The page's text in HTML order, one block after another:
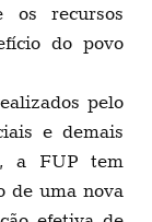
os recursos
do povo
pelo
e demais
a FUP tem
de uma nova